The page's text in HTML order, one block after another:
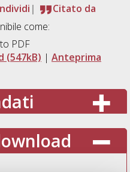
Citato da
come:
PDF
(547kB) | Anteprima